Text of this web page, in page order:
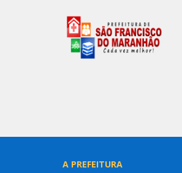
A PREFEITURA